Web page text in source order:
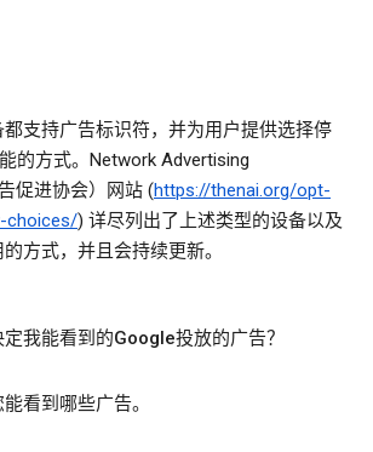
支持广告标识符，并为用户提供选择停
的方式。Network Advertising
促进协会）网站 (https://thenai.org/opt-
choices/) 详尽列出了上述类型的设备以及
方式，并且会持续更新。
我能看到的Google投放的广告？
看到哪些广告。